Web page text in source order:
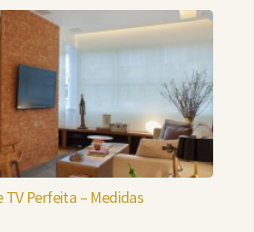
TV Perfeita – Medidas